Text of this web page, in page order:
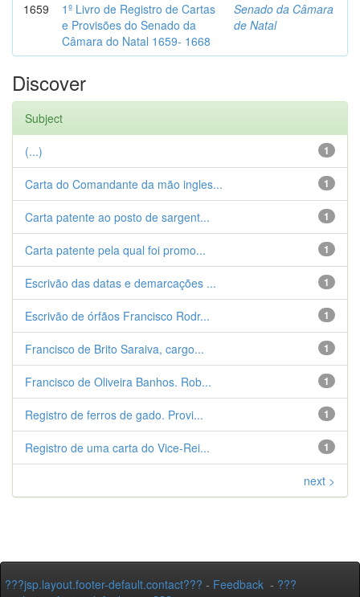
1659
1º Livro de Registro de Cartas
e Provisões do Senado da
Câmara do Natal 1659- 1668
Senado da Câmara
de Natal
Discover
Subject
1
(...)
1
Carta do Comandante da mão ingles...
1
Carta patente ao posto de sargent...
1
Carta patente pela qual foi promo...
1
Escrivão das datas e demarcações ...
1
Escrivão de órfãos Francisco Rodr...
1
Francisco de Brito Saraiva, cargo...
1
Francisco de Oliveira Banhos. Rob...
1
Registro de ferros de gado. Provi...
1
Registro de uma carta do Vice-Rei...
next >
???jsp.layout.footer-default.contact??? - Feedback - ???